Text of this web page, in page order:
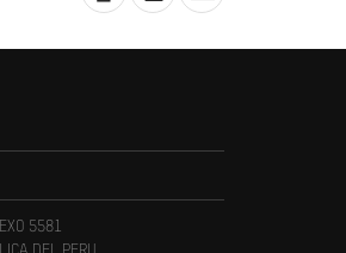
5581